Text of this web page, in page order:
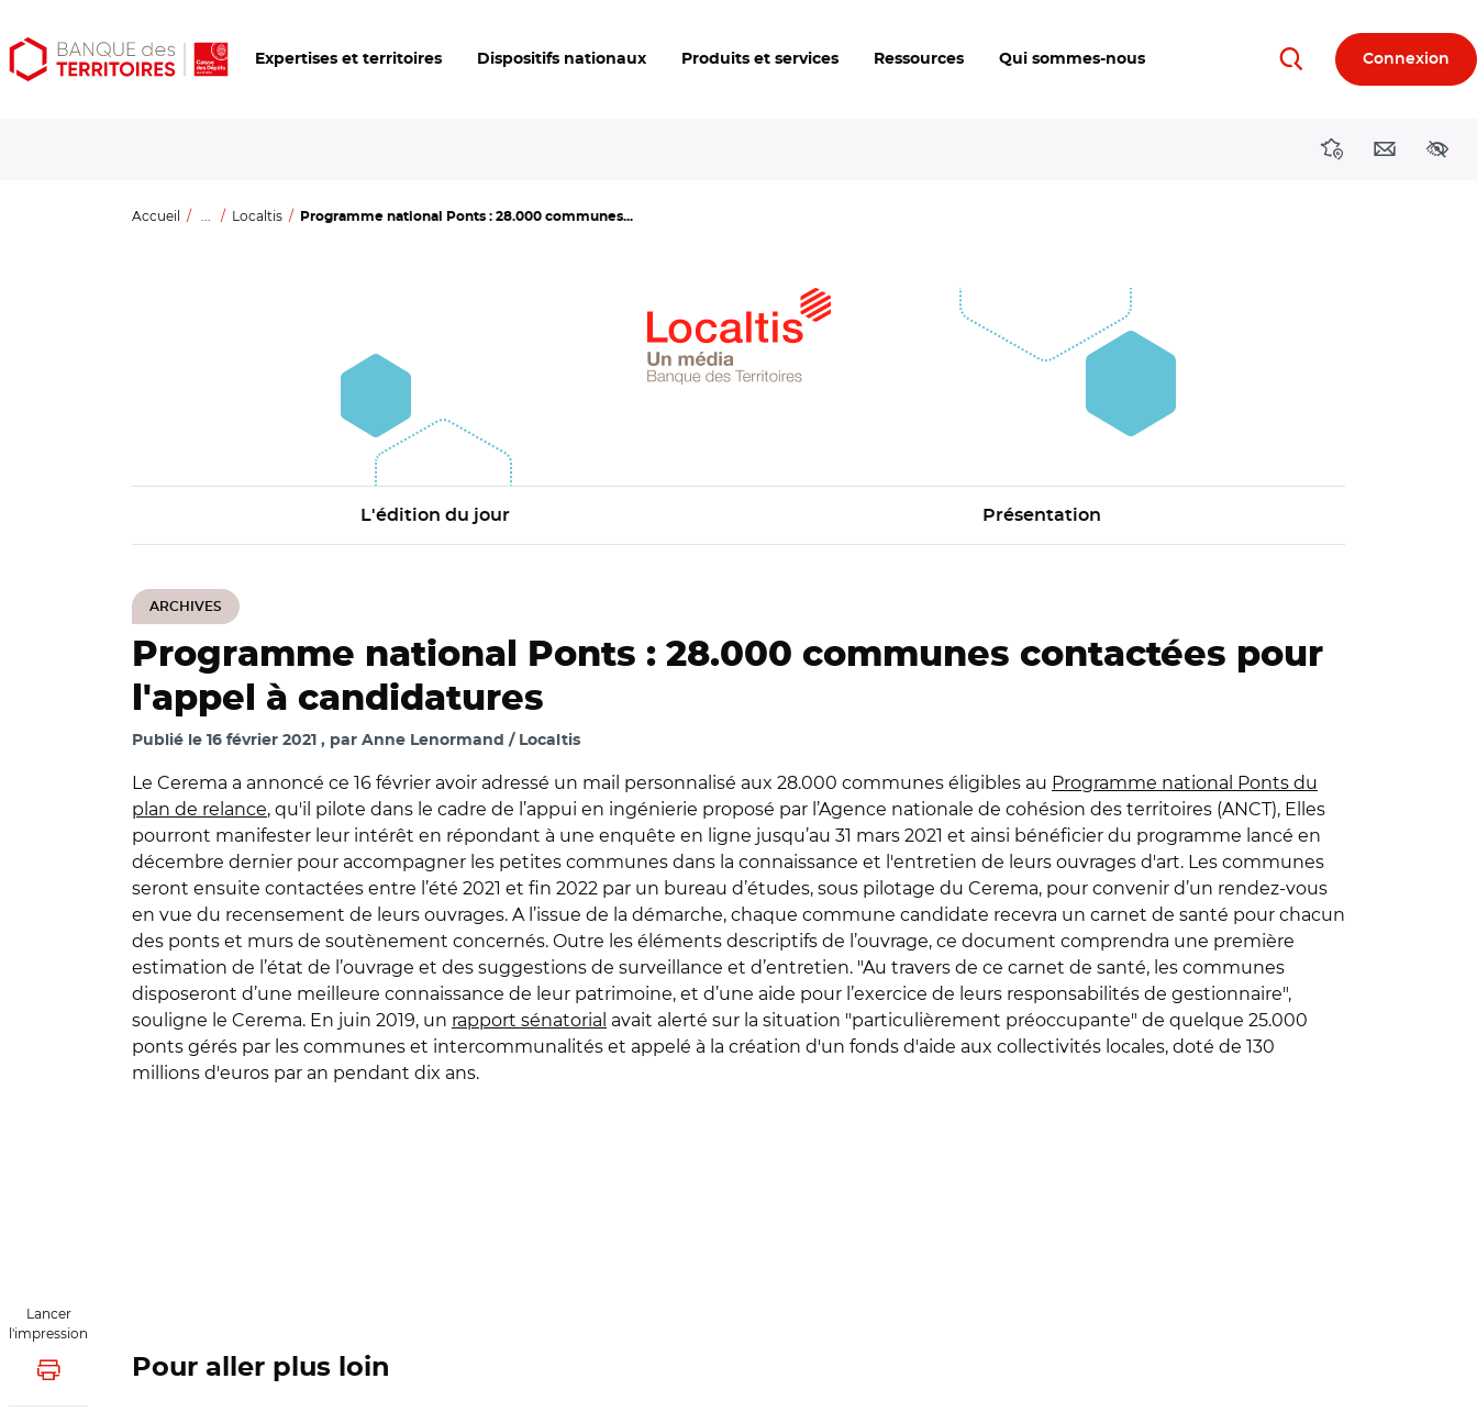
Aller
au
Aller
au
Ouvrir
les
Expertises et territoires Dispositifs nationaux Produits et services Ressources Qui sommes-nous RechercherConnexion
DirectionsContact
Accueil ... Localtis Programme national Ponts : 28.000 communes...
L'édition du jour Présentation
ARCHIVES
Lancer
l'impression
Lancer l'impression
Programme national Ponts : 28.000 communes contactées pour
l'appel à candidatures
Publié le 16 février 2021 par Anne Lenormand / Localtis
Le Cerema a annoncé ce 16 février avoir adressé un mail personnalisé aux 28.000 communes éligibles au Programme national Ponts du
plan de relance, qu'il pilote dans le cadre de l’appui en ingénierie proposé par l’Agence nationale de cohésion des territoires (ANCT), Elles
pourront manifester leur intérêt en répondant à une enquête en ligne jusqu’au 31 mars 2021 et ainsi bénéficier du programme lancé en
décembre dernier pour accompagner les petites communes dans la connaissance et l'entretien de leurs ouvrages d'art. Les communes
seront ensuite contactées entre l’été 2021 et fin 2022 par un bureau d’études, sous pilotage du Cerema, pour convenir d’un rendez-vous
en vue du recensement de leurs ouvrages. A l’issue de la démarche, chaque commune candidate recevra un carnet de santé pour chacun
des ponts et murs de soutènement concernés. Outre les éléments descriptifs de l’ouvrage, ce document comprendra une première
estimation de l’état de l’ouvrage et des suggestions de surveillance et d’entretien. "Au travers de ce carnet de santé, les communes
disposeront d’une meilleure connaissance de leur patrimoine, et d’une aide pour l’exercice de leurs responsabilités de gestionnaire",
souligne le Cerema. En juin 2019, un rapport sénatorial avait alerté sur la situation "particulièrement préoccupante" de quelque 25.000
ponts gérés par les communes et intercommunalités et appelé à la création d'un fonds d'aide aux collectivités locales, doté de 130
millions d'euros par an pendant dix ans.
Pour aller plus loin